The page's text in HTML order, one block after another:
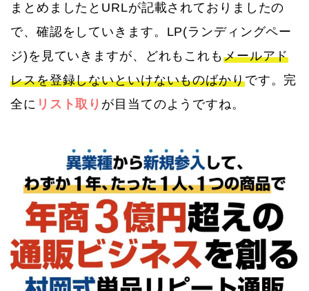
まとめましたとURLが記載されておりましたの
で、確認をしていきます。LP(ランディングペー
ジ)を見ていきますが、どれもこれも メールアド
レスを登録しないといけないものばかりです。完
全に リスト取り が目当てのようですね。